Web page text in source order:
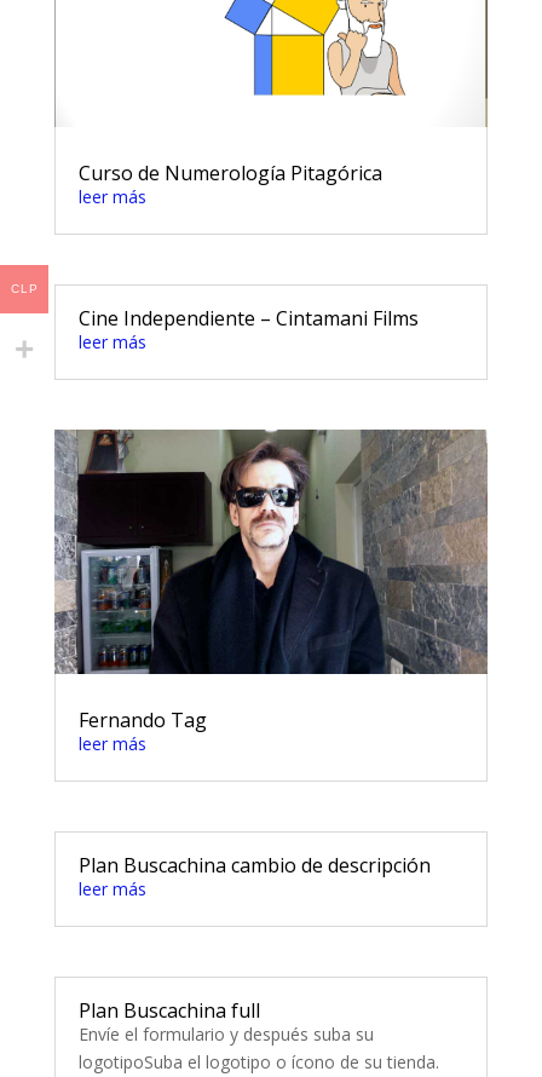
Curso de Numerología Pitagórica
leer más
Cine Independiente – Cintamani Films
leer más
Fernando Tag
leer más
Plan Buscachina cambio de descripción
leer más
Plan Buscachina full
Envíe el formulario y después suba su
logotipoSuba el logotipo o ícono de su tienda.
CLP